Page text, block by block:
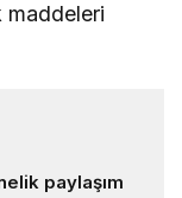
maddeleri
paylaşım